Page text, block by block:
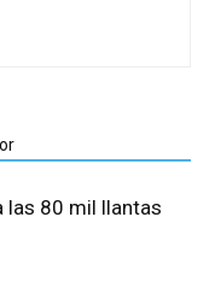
las 80 mil llantas